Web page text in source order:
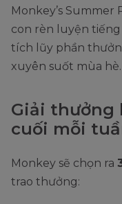
Monkey’s Summer
con rèn luyện tiếng
tích lũy phần
xuyên suốt mùa hè.
Giải thưởng
cuối mỗi
Monkey sẽ chọn ra
trao thưởng: